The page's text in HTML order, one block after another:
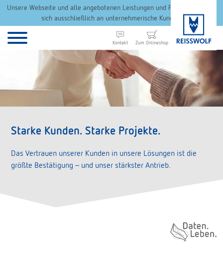
Unsere Webseite und alle angebotenen Leistungen und Produkte richten
sich ausschließlich an unternehmerische Kunden.
Kontakt Zum Onlineshop
Starke Kunden. Starke Projekte.
Das Vertrauen unserer Kunden in unsere Lösungen ist die
größte Bestätigung – und unser stärkster Antrieb.
Daten. Leben.